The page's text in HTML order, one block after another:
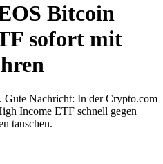
Bitcoin
sofort mit
Gute Nachricht: In der Crypto.com
Income ETF schnell gegen
tauschen.